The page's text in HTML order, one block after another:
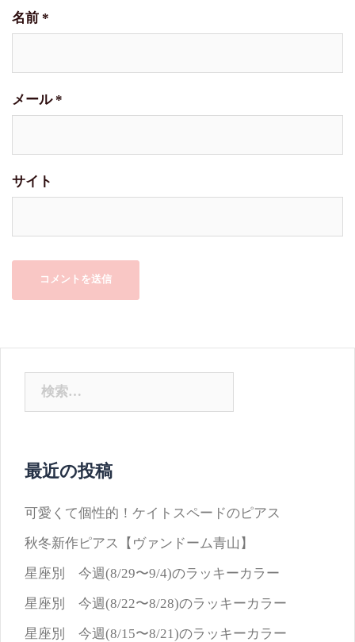
名前 *
メール*
サイト
最近の投稿
可愛くて個性的！ケイトスペードのピアス
秋冬新作ピアス【ヴァンドーム青山】
星座別 今週(8/29〜9/4)のラッキーカラー
星座別 今週(8/22〜8/28)のラッキーカラー
星座別 今週(8/15〜8/21)のラッキーカラー